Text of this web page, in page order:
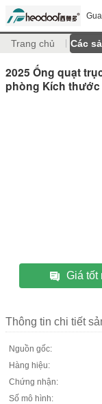
Trang chủ Các
2025 Ống quạt
phòng Kích thước
Giá tốt
Thông tin chi tiết
Nguồn gốc:
Hàng hiệu:
Chứng nhận:
Số mô hình: